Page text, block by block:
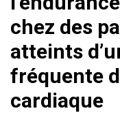
chez des
atteints
fréquente
cardiaque